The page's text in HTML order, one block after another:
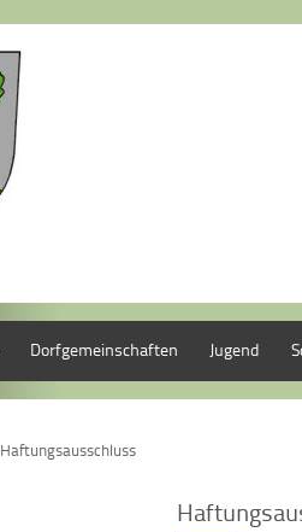
Dorfgemeinschaften Jugend
Haftungsausschluss